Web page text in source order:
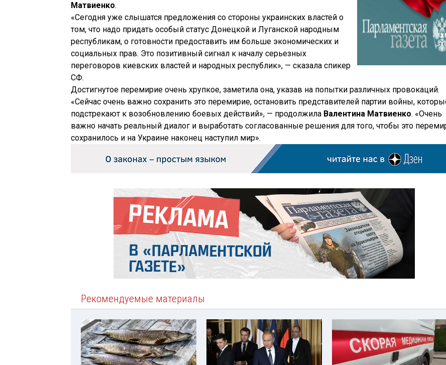
Матвиенко.
«Сегодня уже слышатся предложения со стороны украинских властей о
том, что надо придать особый статус Донецкой и Луганской народным
республикам, о готовности предоставить им больше экономических и
социальных прав. Это позитивный сигнал к началу серьезных
переговоров киевских властей и народных республик», — сказала спикер
СФ.
Достигнутое перемирие очень хрупкое, заметила она, указав на попытки различных провокаций.
«Сейчас очень важно сохранить это перемирие, остановить представителей партии войны,
подстрекают к возобновлению боевых действий», — продолжила Валентина Матвиенко. «Очень
важно начать реальный диалог и выработать согласованные решения для того, чтобы это
сохранилось и на Украине наконец наступил мир».
Рекомендуемые материалы